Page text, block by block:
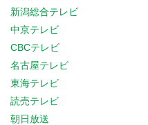
新潟総合テレビ
中京テレビ
CBCテレビ
名古屋テレビ
東海テレビ
読売テレビ
朝日放送